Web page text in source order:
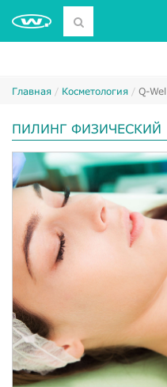
Главная Косметология Q-Wel
ПИЛИНГ ФИЗИЧЕСКИЙ